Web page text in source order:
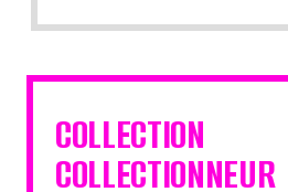
COLLECTION
COLLECTIONNEUR